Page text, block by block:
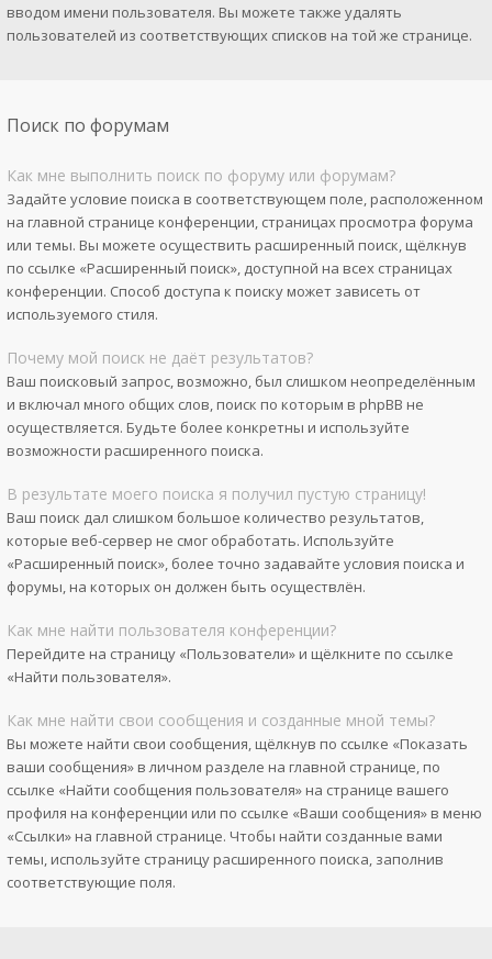
вводом имени пользователя. Вы можете также удалять
пользователей из соответствующих списков на той же странице.
Поиск по форумам
Как мне выполнить поиск по форуму или форумам?
Задайте условие поиска в соответствующем поле, расположенном
на главной странице конференции, страницах просмотра форума
или темы. Вы можете осуществить расширенный поиск, щёлкнув
по ссылке «Расширенный поиск», доступной на всех страницах
конференции. Способ доступа к поиску может зависеть от
используемого стиля.
Почему мой поиск не даёт результатов?
Ваш поисковый запрос, возможно, был слишком неопределённым
и включал много общих слов, поиск по которым в phpBB не
осуществляется. Будьте более конкретны и используйте
возможности расширенного поиска.
В результате моего поиска я получил пустую страницу!
Ваш поиск дал слишком большое количество результатов,
которые веб-сервер не смог обработать. Используйте
«Расширенный поиск», более точно задавайте условия поиска и
форумы, на которых он должен быть осуществлён.
Как мне найти пользователя конференции?
Перейдите на страницу «Пользователи» и щёлкните по ссылке
«Найти пользователя».
Как мне найти свои сообщения и созданные мной темы?
Вы можете найти свои сообщения, щёлкнув по ссылке «Показать
ваши сообщения» в личном разделе на главной странице, по
ссылке «Найти сообщения пользователя» на странице вашего
профиля на конференции или по ссылке «Ваши сообщения» в меню
«Ссылки» на главной странице. Чтобы найти созданные вами
темы, используйте страницу расширенного поиска, заполнив
соответствующие поля.